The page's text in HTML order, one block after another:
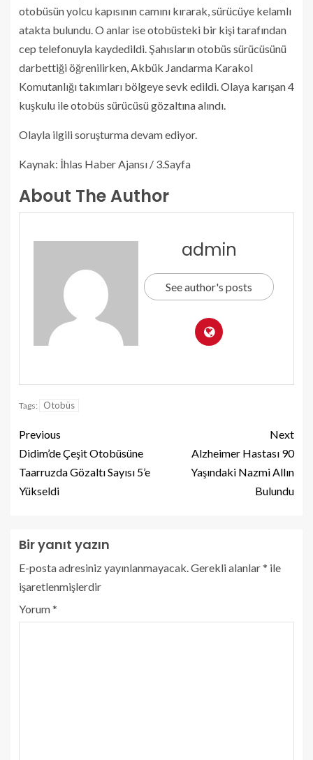
otobüsün yolcu kapısının camını kırarak, sürücüye kelamlı
atakta bulundu. O anlar ise otobüsteki bir kişi tarafından
cep telefonuyla kaydedildi. Şahısların otobüs sürücüsünü
darbettiği öğrenilirken, Akbük Jandarma Karakol
Komutanlığı takımları bölgeye sevk edildi. Olaya karışan 4
kuşkulu ile otobüs sürücüsü gözaltına alındı.
Olayla ilgili soruşturma devam ediyor.
Kaynak: İhlas Haber Ajansı / 3.Sayfa
About The Author
admin
See author's posts
Tags: Otobüs
Previous
Didim’de Çeşit Otobüsüne
Taarruzda Gözaltı Sayısı 5’e
Yükseldi
Next
Alzheimer Hastası 90
Yaşındaki Nazmi Allın
Bulundu
Bir yanıt yazın
E-posta adresiniz yayınlanmayacak.Gerekli alanlar* ile
işaretlenmişlerdir
Yorum*